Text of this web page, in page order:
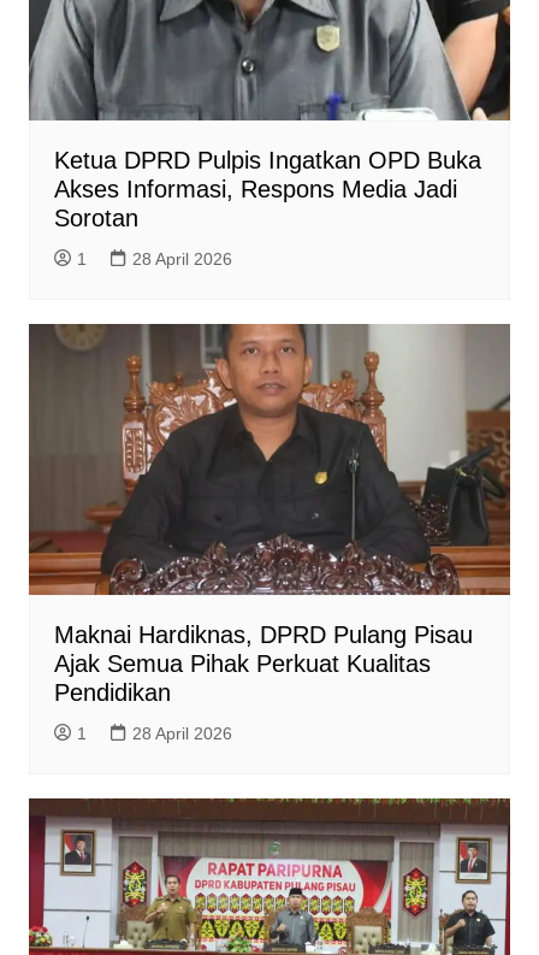
Ketua DPRD Pulpis Ingatkan OPD Buka
Akses Informasi, Respons Media Jadi
Sorotan
1 28 April 2026
Maknai Hardiknas, DPRD Pulang Pisau
Ajak Semua Pihak Perkuat Kualitas
Pendidikan
1 28 April 2026